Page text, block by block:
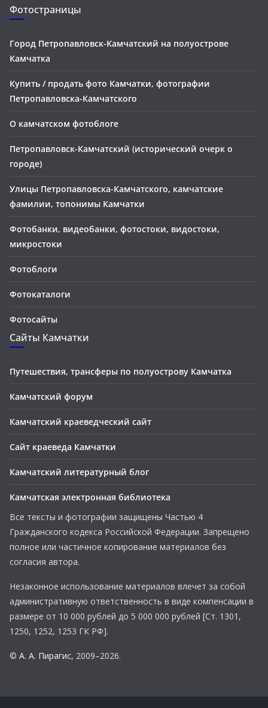
Фотостраницы
Город Петропавловск-Камчатский на полуострове
Камчатка
Купить / продать фото Камчатки, фотографии
Петропавловска-Камчатского
О камчатском фотоблоге
Петропавловск-Камчатский (исторический очерк о
городе)
Улицы Петропавловска-Камчатского, камчатские
фамилии, топонимы Камчатки
Фотобанки, видеобанки, фотостоки, видостоки,
микростоки
Фотоблоги
Фотокаталоги
Фотосайты
Сайты Камчатки
Путешествия, трансферы по полуострову Камчатка
Камчатский форум
Камчатский краеведческий сайт
Сайт краеведа Камчатки
Камчатский литературный блог
Камчатская электронная библиотека
Все тексты и фотографии защищены Частью 4
Гражданского кодекса Российской Федерации. Запрещено
полное или частичное копирование материалов без
согласия автора.
Незаконное использование материалов влечет за собой
административную ответственность в виде компенсации в
размере от 10 000 рублей до 5 000 000 рублей [Ст. 1301,
1250, 1252, 1253 ГК РФ].
© А. А. Пирагис, 2009–2026.